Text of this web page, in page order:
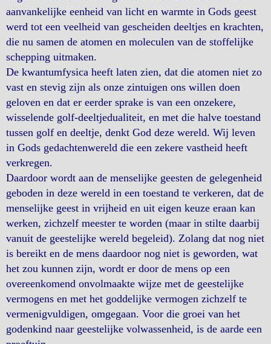
aanvankelijke eenheid van licht en warmte in Gods geest
werd tot een veelheid van gescheiden deeltjes en krachten,
die nu samen de atomen en moleculen van de stoffelijke
schepping uitmaken.
De kwantumfysica heeft laten zien, dat die atomen niet zo
vast en stevig zijn als onze zintuigen ons willen doen
geloven en dat er eerder sprake is van een onzekere,
wisselende golf-deeltjedualiteit, en met die halve toestand
tussen golf en deeltje, denkt God deze wereld. Wij leven
in Gods gedachtenwereld die een zekere vastheid heeft
verkregen.
Daardoor wordt aan de menselijke geesten de gelegenheid
geboden in deze wereld in een toestand te verkeren, dat de
menselijke geest in vrijheid en uit eigen keuze eraan kan
werken, zichzelf meester te worden (maar in stilte daarbij
vanuit de geestelijke wereld begeleid). Zolang dat nog niet
is bereikt en de mens daardoor nog niet is geworden, wat
het zou kunnen zijn, wordt er door de mens op een
overeenkomend onvolmaakte wijze met de geestelijke
vermogens en met het goddelijke vermogen zichzelf te
vermenigvuldigen, omgegaan. Voor die groei van het
godenkind naar geestelijke volwassenheid, is de aarde een